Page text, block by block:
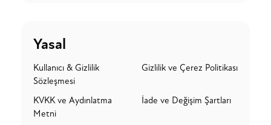
Yasal
Kullanıcı & Gizlilik
Sözleşmesi
Gizlilik ve Çerez Politikası
KVKK ve Aydınlatma
Metni
İade ve Değişim Şartları